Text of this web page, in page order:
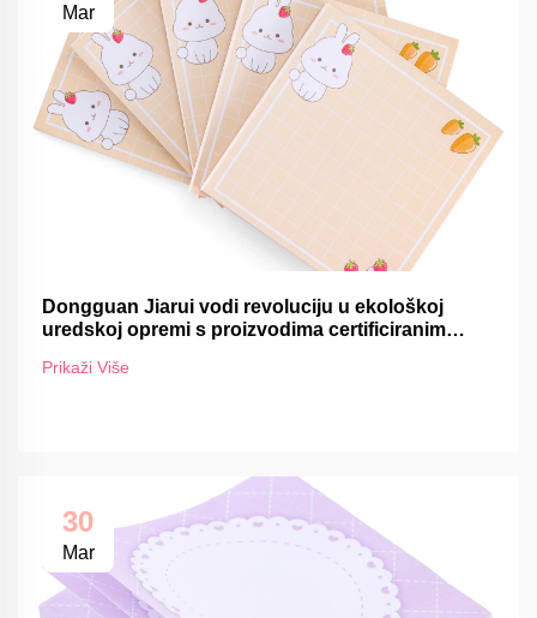
Mar
Dongguan Jiarui vodi revoluciju u ekološkoj
uredskoj opremi s proizvodima certificiranim
Prikaži Više
30
Mar